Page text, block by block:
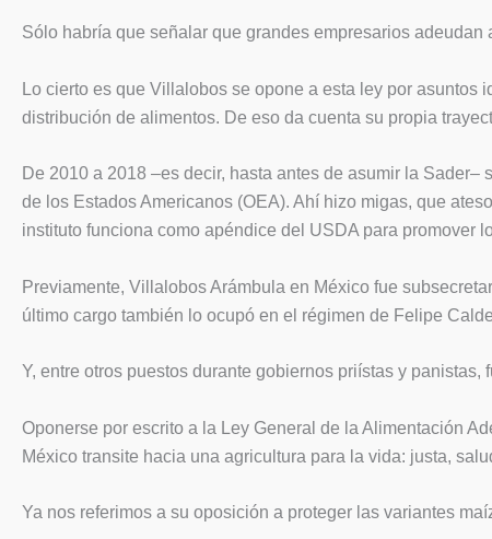
Sólo habría que señalar que grandes empresarios
Lo cierto es que Villalobos se opone a esta ley por
distribución de alimentos. De eso da cuenta su propia
De 2010 a 2018 –es decir, hasta antes de asumir la
de los Estados Americanos (OEA). Ahí hizo migas, que
instituto funciona como apéndice del USDA para promover
Previamente, Villalobos Arámbula en México fue
último cargo también lo ocupó en el régimen de Felipe
Y, entre otros puestos durante gobiernos priístas y
Oponerse por escrito a la Ley General de la Alimentación
México transite hacia una agricultura para la vida: justa,
Ya nos referimos a su oposición a proteger las variantes